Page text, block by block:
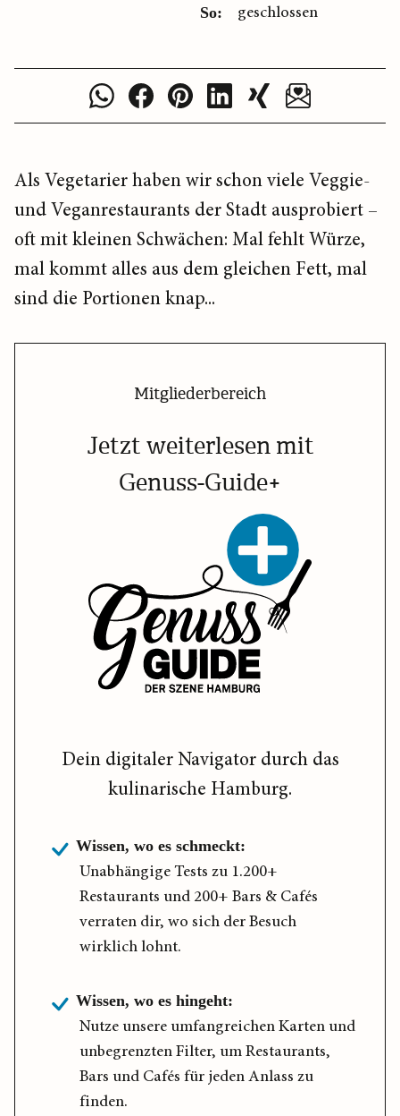
So: geschlossen
Als Vegetarier haben wir schon viele Veggie-
und Veganrestaurants der Stadt ausprobiert –
oft mit kleinen Schwächen: Mal fehlt Würze,
mal kommt alles aus dem gleichen Fett, mal
sind die Portionen knap...
Mitgliederbereich
Jetzt weiterlesen mit
Genuss-Guide+
Dein digitaler Navigator durch das
kulinarische Hamburg.
Wissen, wo es schmeckt:
Unabhängige Tests zu 1.200+
Restaurants und 200+ Bars & Cafés
verraten dir, wo sich der Besuch
wirklich lohnt.
Wissen, wo es hingeht:
Nutze unsere umfangreichen Karten und
unbegrenzten Filter, um Restaurants,
Bars und Cafés für jeden Anlass zu
finden.